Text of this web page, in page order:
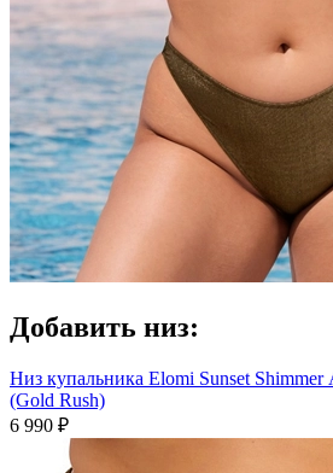
Добавить низ:
Низ купальника Elomi Sunset
(Gold Rush)
6 990 ₽